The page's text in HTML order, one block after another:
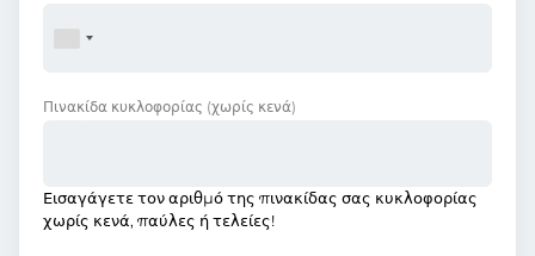
Πινακίδα κυκλοφορίας (χωρίς κενά)
Εισαγάγετε τον αριθμό της πινακίδας σας κυκλοφορίας
χωρίς κενά, παύλες ή τελείες!